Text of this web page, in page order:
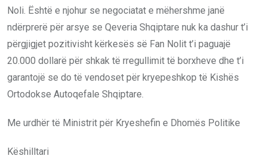
Noli. Është e njohur se negociatat e mëhershme janë
ndërprerë për arsye se Qeveria Shqiptare nuk ka dashur t’i
përgjigjet pozitivisht kërkesës së Fan Nolit t’i paguajë
20.000 dollarë për shkak të rregullimit të borxheve dhe t’i
garantojë se do të vendoset për kryepeshkop të Kishës
Ortodokse Autoqefale Shqiptare.
Me urdhër të Ministrit për Kryeshefin e Dhomës Politike
Këshilltari